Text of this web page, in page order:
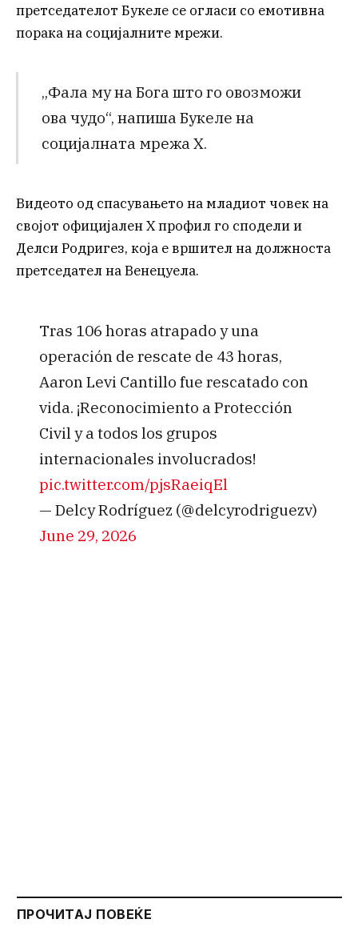
претседателот Букеле се огласи со емотивна
порака на социјалните мрежи.
„Фала му на Бога што го овозможи
ова чудо“, напиша Букеле на
социјалната мрежа X.
Видеото од спасувањето на младиот човек на
својот официјален X профил го сподели и
Делси Родригез, која е вршител на должноста
претседател на Венецуела.
Tras 106 horas atrapado y una
operación de rescate de 43 horas,
Aaron Levi Cantillo fue rescatado con
vida. ¡Reconocimiento a Protección
Civil y a todos los grupos
internacionales involucrados!
pic.twitter.com/pjsRaeiqEl
— Delcy Rodríguez (@delcyrodriguezv)
June 29, 2026
ПРОЧИТАЈ ПОВЕЌЕ